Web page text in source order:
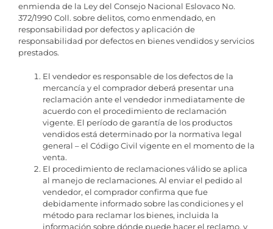
enmienda de la Ley del Consejo Nacional Eslovaco No.
372/1990 Coll. sobre delitos, como enmendado, en
responsabilidad por defectos y aplicación de
responsabilidad por defectos en bienes vendidos y servicios
prestados.
El vendedor es responsable de los defectos de la
mercancía y el comprador deberá presentar una
reclamación ante el vendedor inmediatamente de
acuerdo con el procedimiento de reclamación
vigente. El período de garantía de los productos
vendidos está determinado por la normativa legal
general – el Código Civil vigente en el momento de la
venta.
El procedimiento de reclamaciones válido se aplica
al manejo de reclamaciones. Al enviar el pedido al
vendedor, el comprador confirma que fue
debidamente informado sobre las condiciones y el
método para reclamar los bienes, incluida la
información sobre dónde puede hacer el reclamo, y